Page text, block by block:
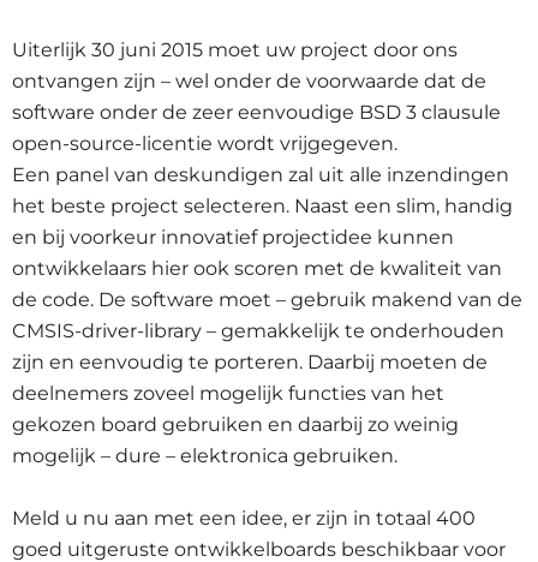
Uiterlijk 30 juni 2015 moet uw project door ons
ontvangen zijn – wel onder de voorwaarde dat de
software onder de zeer eenvoudige BSD 3 clausule
open-source-licentie wordt vrijgegeven.
Een panel van deskundigen zal uit alle inzendingen
het beste project selecteren. Naast een slim, handig
en bij voorkeur innovatief projectidee kunnen
ontwikkelaars hier ook scoren met de kwaliteit van
de code. De software moet – gebruik makend van de
CMSIS-driver-library – gemakkelijk te onderhouden
zijn en eenvoudig te porteren. Daarbij moeten de
deelnemers zoveel mogelijk functies van het
gekozen board gebruiken en daarbij zo weinig
mogelijk – dure – elektronica gebruiken.
Meld u nu aan met een idee, er zijn in totaal 400
goed uitgeruste ontwikkelboards beschikbaar voor